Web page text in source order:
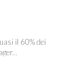
il 60% dei